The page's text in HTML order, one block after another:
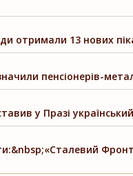
отримали 13 нових
пенсіонерів-
у Празі